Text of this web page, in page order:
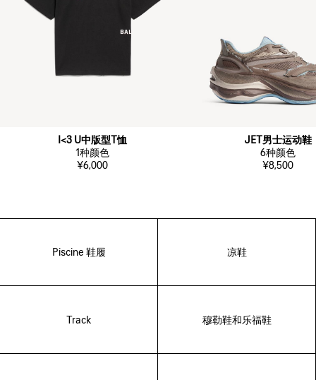
I<3 U中版型T恤
1种颜色
¥6,000
JET男士运动鞋
6种颜色
¥8,500
Piscine 鞋履 凉鞋
Track 穆勒鞋和乐福鞋